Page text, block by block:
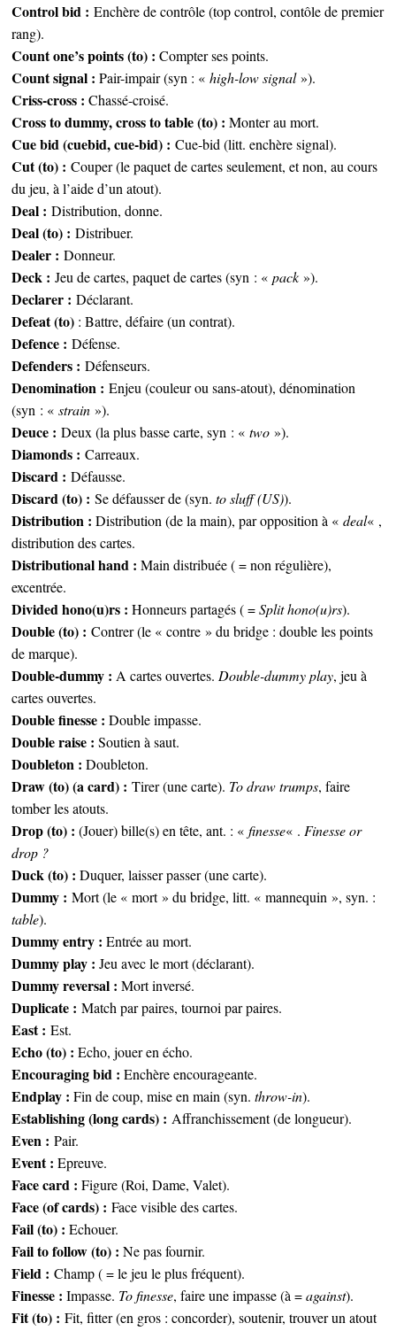
Control bid : Enchère de contrôle (top control, contôle de premier
rang).
Count one’s points (to) : Compter ses points.
Count signal : Pair-impair (syn : «high-low signal»).
Criss-cross : Chassé-croisé.
Cross to dummy, cross to table (to) : Monter au mort.
Cue bid (cuebid, cue-bid) : Cue-bid (litt. enchère signal).
Cut (to) :Couper (le paquet de cartes seulement, et non, au cours
du jeu, à l’aide d’un atout).
Deal :Distribution, donne.
Deal (to) :Distribuer.
Dealer :Donneur.
Deck :Jeu de cartes, paquet de cartes (syn : «pack »).
Declarer :Déclarant.
Defeat (to) : Battre, défaire (un contrat).
Defence : Défense.
Defenders :Défenseurs.
Denomination :Enjeu (couleur ou sans-atout), dénomination
(syn : «strain »).
Deuce :Deux (la plus basse carte, syn : « two »).
Diamonds :Carreaux.
Discard :Défausse.
Discard (to) :Se défausser de (syn.to sluff (US)).
Distribution :Distribution (de la main), par opposition à «deal« ,
distribution des cartes.
Distributional hand : Main distribuée ( = non régulière),
excentrée.
Divided hono(u)rs : Honneurs partagés ( =Split hono(u)rs).
Double (to) :Contrer (le « contre » du bridge : double les points
de marque).
Double-dummy : A cartes ouvertes. Double-dummy play, jeu à
cartes ouvertes.
Double finesse : Double impasse.
Double raise : Soutien à saut.
Doubleton : Doubleton.
Draw (to) (a card) :Tirer (une carte). To draw trumps, faire
tomber les atouts.
Drop (to) : (Jouer) bille(s) en tête, ant. : «finesse« . Finesse or
drop ?
Duck (to) : Duquer, laisser passer (une carte).
Dummy :Mort (le « mort » du bridge, litt. « mannequin », syn. :
table).
Dummy entry : Entrée au mort.
Dummy play : Jeu avec le mort (déclarant).
Dummy reversal : Mort inversé.
Duplicate : Match par paires, tournoi par paires.
East :Est.
Echo (to) : Echo, jouer en écho.
Encouraging bid : Enchère encourageante.
Endplay : Fin de coup, mise en main (syn.throw-in).
Establishing (long cards) : Affranchissement (de longueur).
Even : Pair.
Event : Epreuve.
Face card : Figure (Roi, Dame, Valet).
Face (of cards) :Face visible des cartes.
Fail (to) : Echouer.
Fail to follow (to) : Ne pas fournir.
Field : Champ ( = le jeu le plus fréquent).
Finesse : Impasse. To finesse, faire une impasse (à =against).
Fit (to) : Fit, fitter (en gros : concorder), soutenir, trouver un atout